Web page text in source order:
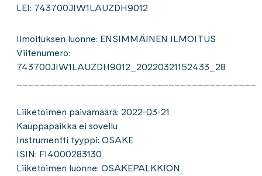
LEI: 743700JIW1LAUZDH9012
Ilmoituksen luonne: ENSIMMÄINEN ILMOITUS
Viitenumero:
743700JIW1LAUZDH9012_20220321152433_28
Liiketoimen päivämäärä: 2022-03-21
Kauppapaikka ei sovellu
Instrumentti tyyppi: OSAKE
ISIN: FI4000283130
Liiketoimen luonne: OSAKEPALKKION